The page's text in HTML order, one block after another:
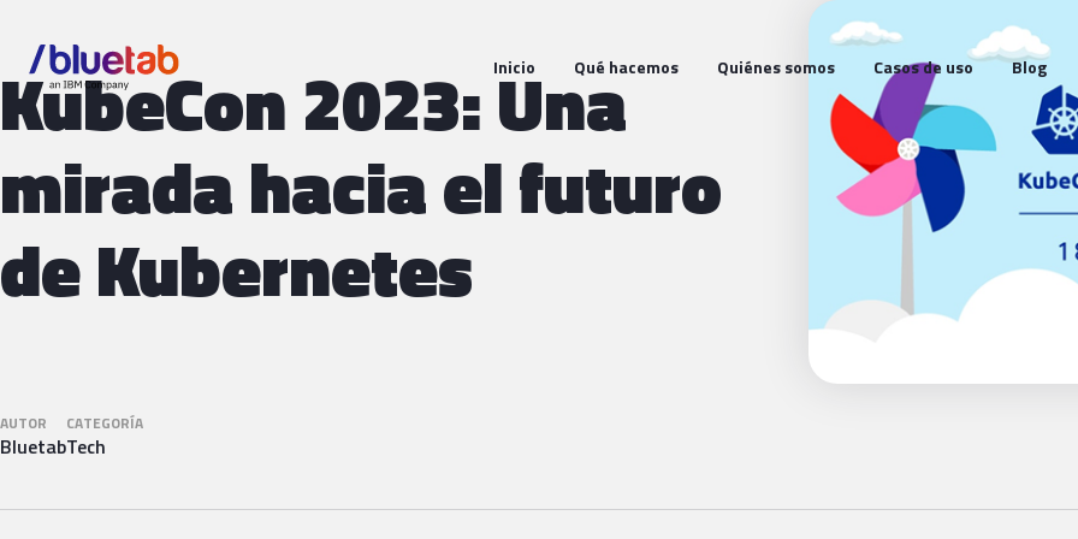
Inicio Qué hacemos Quiénes somos Casos de uso Blog
KubeCon 2023: Una
mirada hacia el futuro
de Kubernetes
AUTOR
Bluetab
CATEGORÍA
Tech